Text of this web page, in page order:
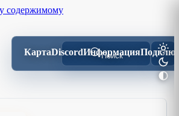
содержимому
КартаDiscordИнформация
Поиск